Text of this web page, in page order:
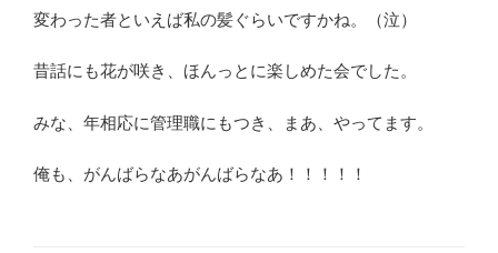
変わった者といえば私の髪ぐらいですかね。（泣）
昔話にも花が咲き、ほんっとに楽しめた会でした。
みな、年相応に管理職にもつき、まあ、やってます。
俺も、がんばらなあがんばらなあ！！！！！